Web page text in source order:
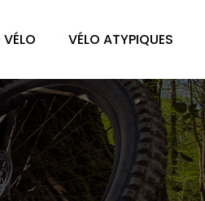
VÉLO ATYPIQUES